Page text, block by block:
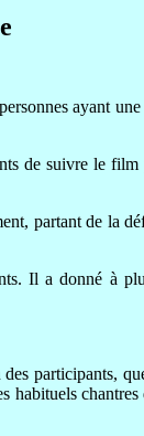
ayant
de suivre le
partant de la
Il a donné à
participants,
habituels